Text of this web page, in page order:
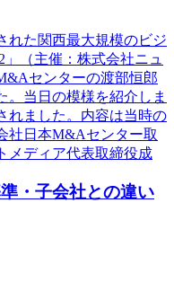
れた関西最大規模のビジ
」（主催：株式会社ニュ
センターの渡部恒郎
。当日の模様を紹介しま
れました。内容は当時の
社日本M&Aセンター取
メディア代表取締役成
・子会社との違い